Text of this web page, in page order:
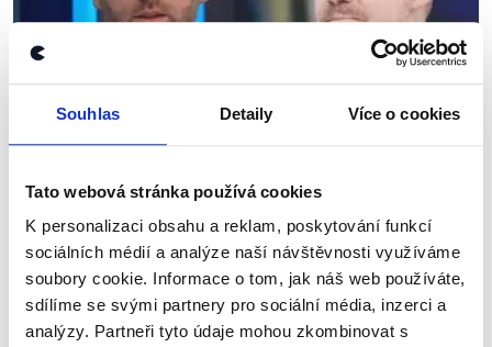
Souhlas Detaily Více o cookies
Tato webová stránka používá cookies
K personalizaci obsahu a reklam, poskytování funkcí
sociálních médií a analýze naší návštěvnosti využíváme
soubory cookie. Informace o tom, jak náš web používáte,
sdílíme se svými partnery pro sociální média, inzerci a
analýzy. Partneři tyto údaje mohou zkombinovat s
Od snížení růstu důchodů k reformě
27. března 2023
Poslanci Michael Kohajda (za KDU-ČSL) a Patrik
Nacher (za ANO) na CNN Prima NEWS diskutovali
o valorizaci důchodů, jejíž snížení nedávno vláda
prosadila ve Sněmovně. V naší analýze tak...